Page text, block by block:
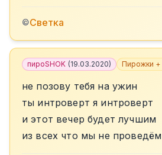
©Светка
пироSHOK (19.03.2020) Пирожки +
не позову тебя на ужин
ты интроверт я интроверт
и этот вечер будет лучшим
из всех что мы не проведём